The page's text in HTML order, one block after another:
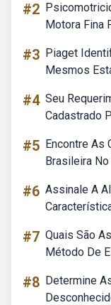
#2
Motora Fina
#3 Piaget
Mesmos
#4 Seu
Cadastrado
#5 Encontre As
Brasileira
#6 Assinale A
#7 Quais São
Método De
#8 Determine